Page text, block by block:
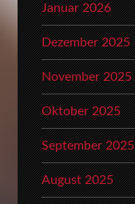
Januar 2026
Dezember 2025
November 2025
Oktober 2025
September 2025
August 2025